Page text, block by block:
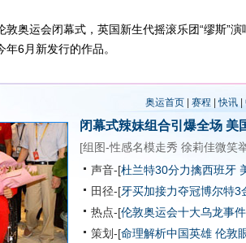
运会闭幕式，英国新生代摇滚乐团“缪斯”演
年6月新发行的作品。
奥运首页| 赛程 |快讯|
闭幕式辣妹组合引爆全场 美
[组图-性感名模走秀 徐莉佳微笑
声音-[杜兰特30分力擒西班牙
田径-[牙买加接力夺冠博尔特3
热点-[伦敦奥运会十大乌龙事件
策划-[命理解析中国英雄 伦敦